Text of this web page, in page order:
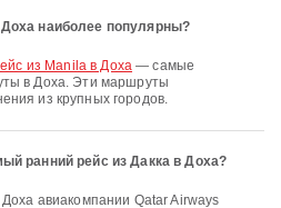
наиболее популярны?
из Manila в Доха — самые
в Доха. Эти маршруты
из крупных городов.
ранний рейс из Дакка в Доха?